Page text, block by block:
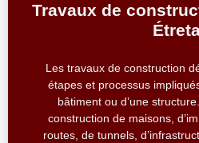
Travaux de
Les travaux de construction
étapes et processus
bâtiment ou d’une
construction de maisons,
routes, de tunnels,